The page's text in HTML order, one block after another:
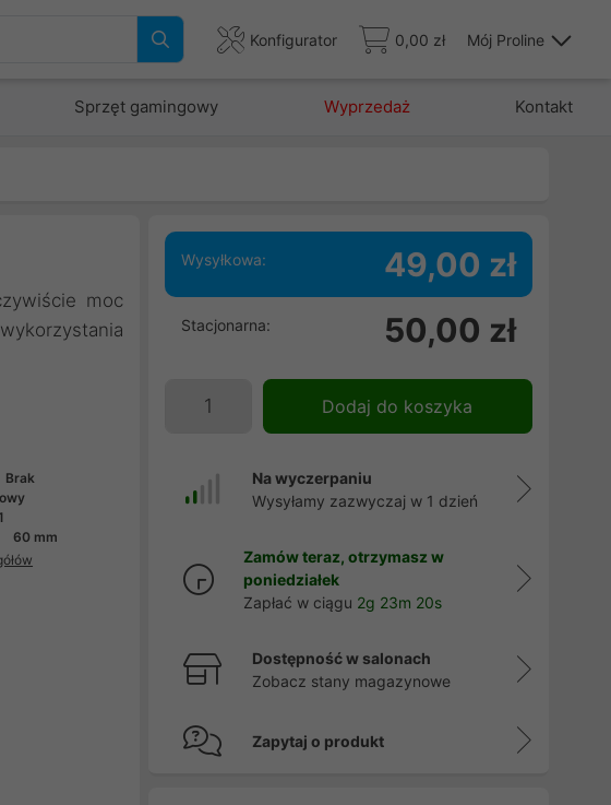
Konfigurator 0,00 zł Mój Proline
Sprzęt gamingowy Wyprzedaż Kontakt
moc
Brak
60 mm
Wysyłkowa: 49,00 zł
Stacjonarna: 50,00 zł
Dodaj do koszyka
Na wyczerpaniu
Wysyłamy zazwyczaj w 1 dzień
Zamów teraz, otrzymasz w
poniedziałek
Zapłać w ciągu 2g 23m 19s
Dostępność w salonach
Zobacz stany magazynowe
Zapytaj o produkt